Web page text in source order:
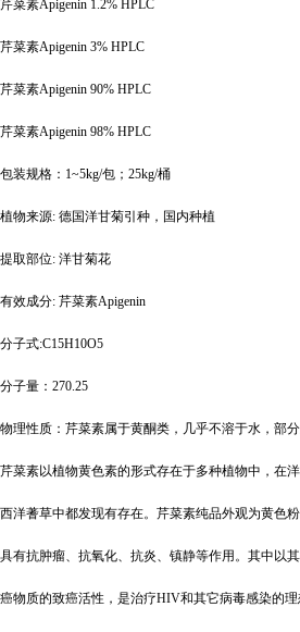
芹菜素Apigenin 1.2% HPLC
芹菜素Apigenin 3% HPLC
芹菜素Apigenin 90% HPLC
芹菜素Apigenin 98% HPLC
包装规格： 1~5kg/包；25kg/桶
植物来源: 德国洋甘菊引种，国内种植
提取部位: 洋甘菊花
有效成分: 芹菜素Apigenin
分子式:C15H10O5
分子量： 270.25
物理性质：芹菜素属于黄酮类，几乎不溶于水，部
芹菜素以植物黄色素的形式存在于多种植物中，在
西洋蓍草中都发现有存在。芹菜素纯品外观为黄色
具有抗肿瘤、抗氧化、抗炎、镇静等作用。其中以
癌物质的致癌活性，是治疗HIV和其它病毒感染的